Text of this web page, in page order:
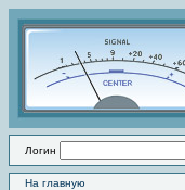
Логин
На главную